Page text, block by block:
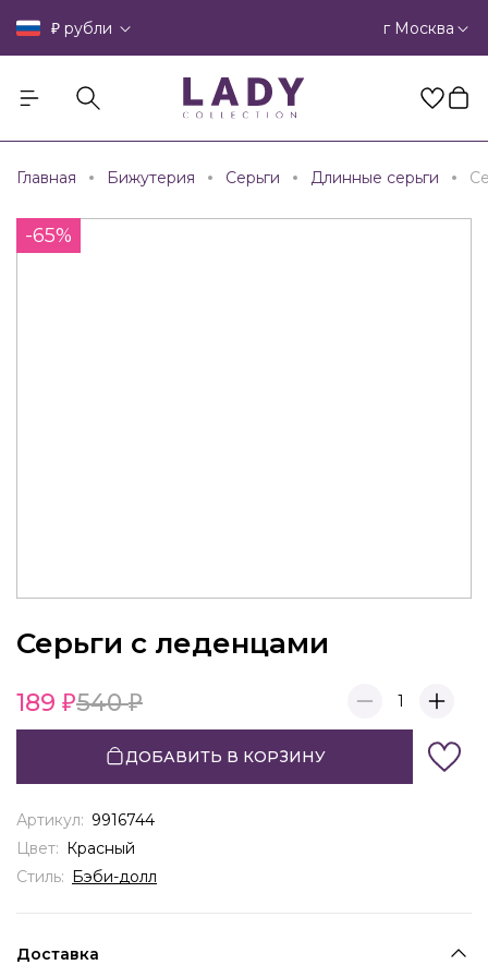
₽ рубли г Москва
Главная Бижутерия Серьги Длинные серьги
-65%
Серьги с леденцами
189 540 1
ДОБАВИТЬ В КОРЗИНУ
Артикул: 9916744
Цвет: Красный
Стиль: Бэби-долл
Доставка